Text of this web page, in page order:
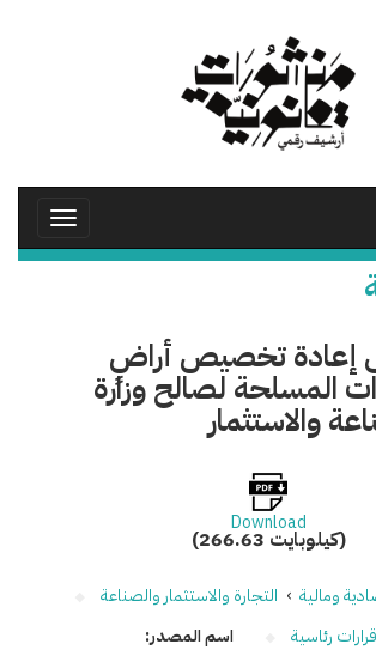
Toggle
إعادة تخصيص أراضٍ
المسلحة لصالح وزارة
والاستثمار
Download
(266.63 كيلوبايت)
ومالية › التجارة والاستثمار والصناعة
قرارات رئاسية
اسم المصدر: